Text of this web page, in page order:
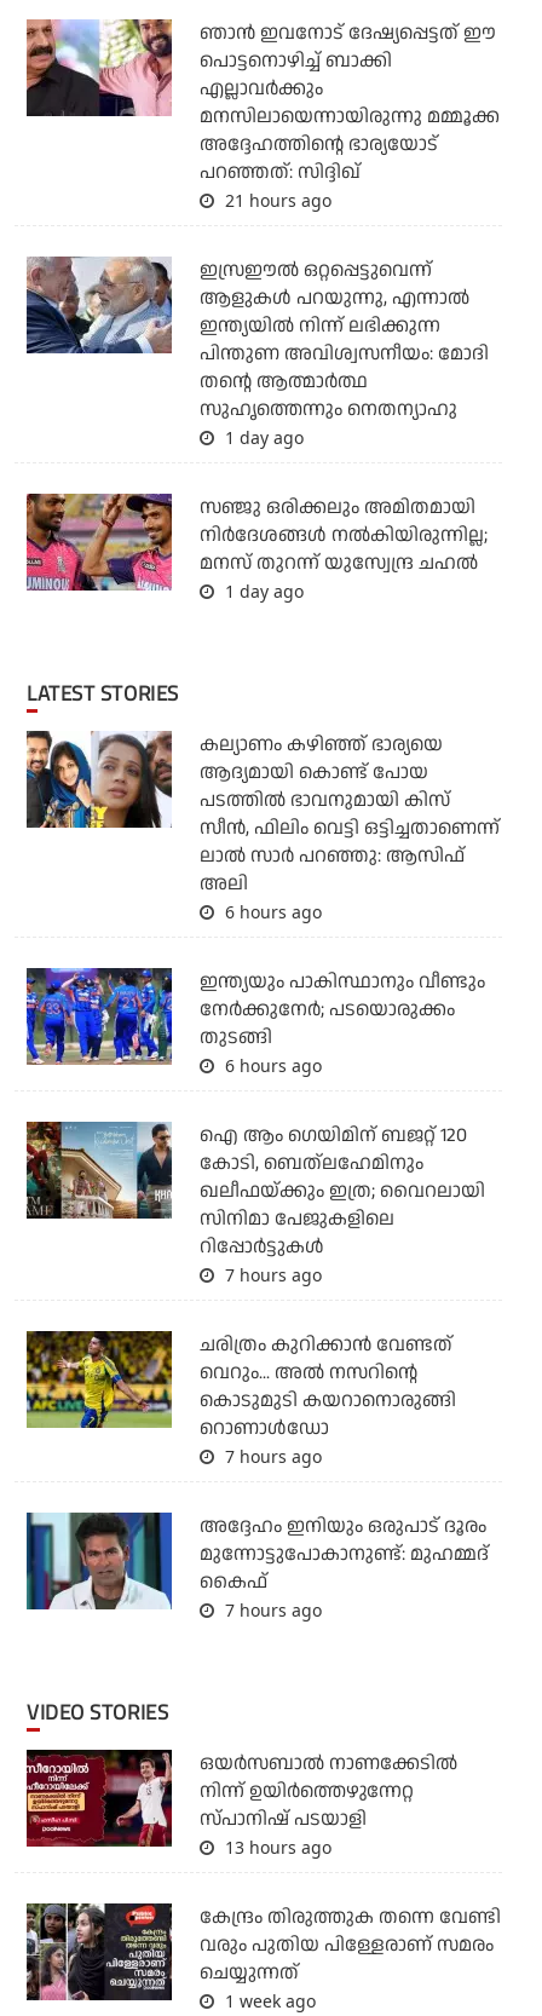
ഞാന്‍ ഇവനോട് ദേഷ്യപ്പെട്ടത് ഈ
പൊട്ടനൊഴിച്ച് ബാക്കി
എല്ലാവര്‍ക്കും
മനസിലായെന്നായിരുന്നു മമ്മൂക്ക
അദ്ദേഹത്തിന്റെ ഭാര്യയോട്
പറഞ്ഞത്: സിദ്ദിഖ്
21 hours ago
ഇസ്രഈല്‍ ഒറ്റപ്പെട്ടുവെന്ന്
ആളുകള്‍ പറയുന്നു, എന്നാല്‍
ഇന്ത്യയില്‍ നിന്ന് ലഭിക്കുന്ന
പിന്തുണ അവിശ്വസനീയം: മോദി
തന്റെ ആത്മാര്‍ത്ഥ
സുഹൃത്തെന്നും നെതന്യാഹു
1 day ago
സഞ്ജു ഒരിക്കലും അമിതമായി
നിര്‍ദേശങ്ങള്‍ നല്‍കിയിരുന്നില്ല;
മനസ് തുറന്ന് യുസ്വേന്ദ്ര ചഹല്‍
1 day ago
LATEST STORIES
കല്യാണം കഴിഞ്ഞ് ഭാര്യയെ
ആദ്യമായി കൊണ്ട് പോയ
പടത്തില്‍ ഭാവനുമായി കിസ്
സീന്‍, ഫിലിം വെട്ടി ഒട്ടിച്ചതാണെന്ന്
ലാല്‍ സാര്‍ പറഞ്ഞു: ആസിഫ്
അലി
6 hours ago
ഇന്ത്യയും പാകിസ്ഥാനും വീണ്ടും
നേര്‍ക്കുനേര്‍; പടയൊരുക്കം
തുടങ്ങി
6 hours ago
ഐ ആം ഗെയിമിന് ബജറ്റ് 120
കോടി, ബെത്‌ലഹേമിനും
ഖലീഫയ്ക്കും ഇത്ര; വൈറലായി
സിനിമാ പേജുകളിലെ
റിപ്പോര്‍ട്ടുകള്‍
7 hours ago
ചരിത്രം കുറിക്കാന്‍ വേണ്ടത്
വെറും... അല്‍ നസറിന്റെ
കൊടുമുടി കയറാനൊരുങ്ങി
റൊണാള്‍ഡോ
7 hours ago
അദ്ദേഹം ഇനിയും ഒരുപാട് ദൂരം
മുന്നോട്ടുപോകാനുണ്ട്: മുഹമ്മദ്
കൈഫ്
7 hours ago
VIDEO STORIES
ഒയര്‍സബാൽ നാണക്കേടിൽ
നിന്ന് ഉയിർത്തെഴുന്നേറ്റ
സ്പാനിഷ് പടയാളി
13 hours ago
കേന്ദ്രം തിരുത്തുക തന്നെ വേണ്ടി
വരും പുതിയ പിള്ളേരാണ് സമരം
ചെയ്യുന്നത്
1 week ago